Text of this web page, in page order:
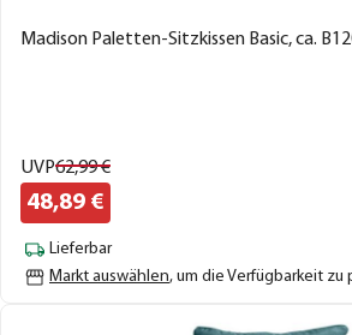
Madison Paletten-Sitzkissen Basic, ca.
UVP62,99€
48,89 €
Lieferbar
Markt auswählen, um die Verfügbarkeit zu